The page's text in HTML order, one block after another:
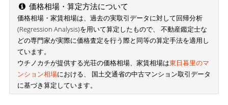
価格相場・算定方法について
価格相場・家賃相場は、過去の実取引データに対して回帰分析
(Regression Analysis)を用いて算定したもので、 不動産鑑定士な
どの専門家が実際に価格査定を行う際と同等の算定手法を適用し
ています。
ウチノカチが提供する光荘の価格相場、家賃相場は東日暮里のマ
ンション相場における、 国土交通省の中古マンション取引データ
に基づき算定しています。